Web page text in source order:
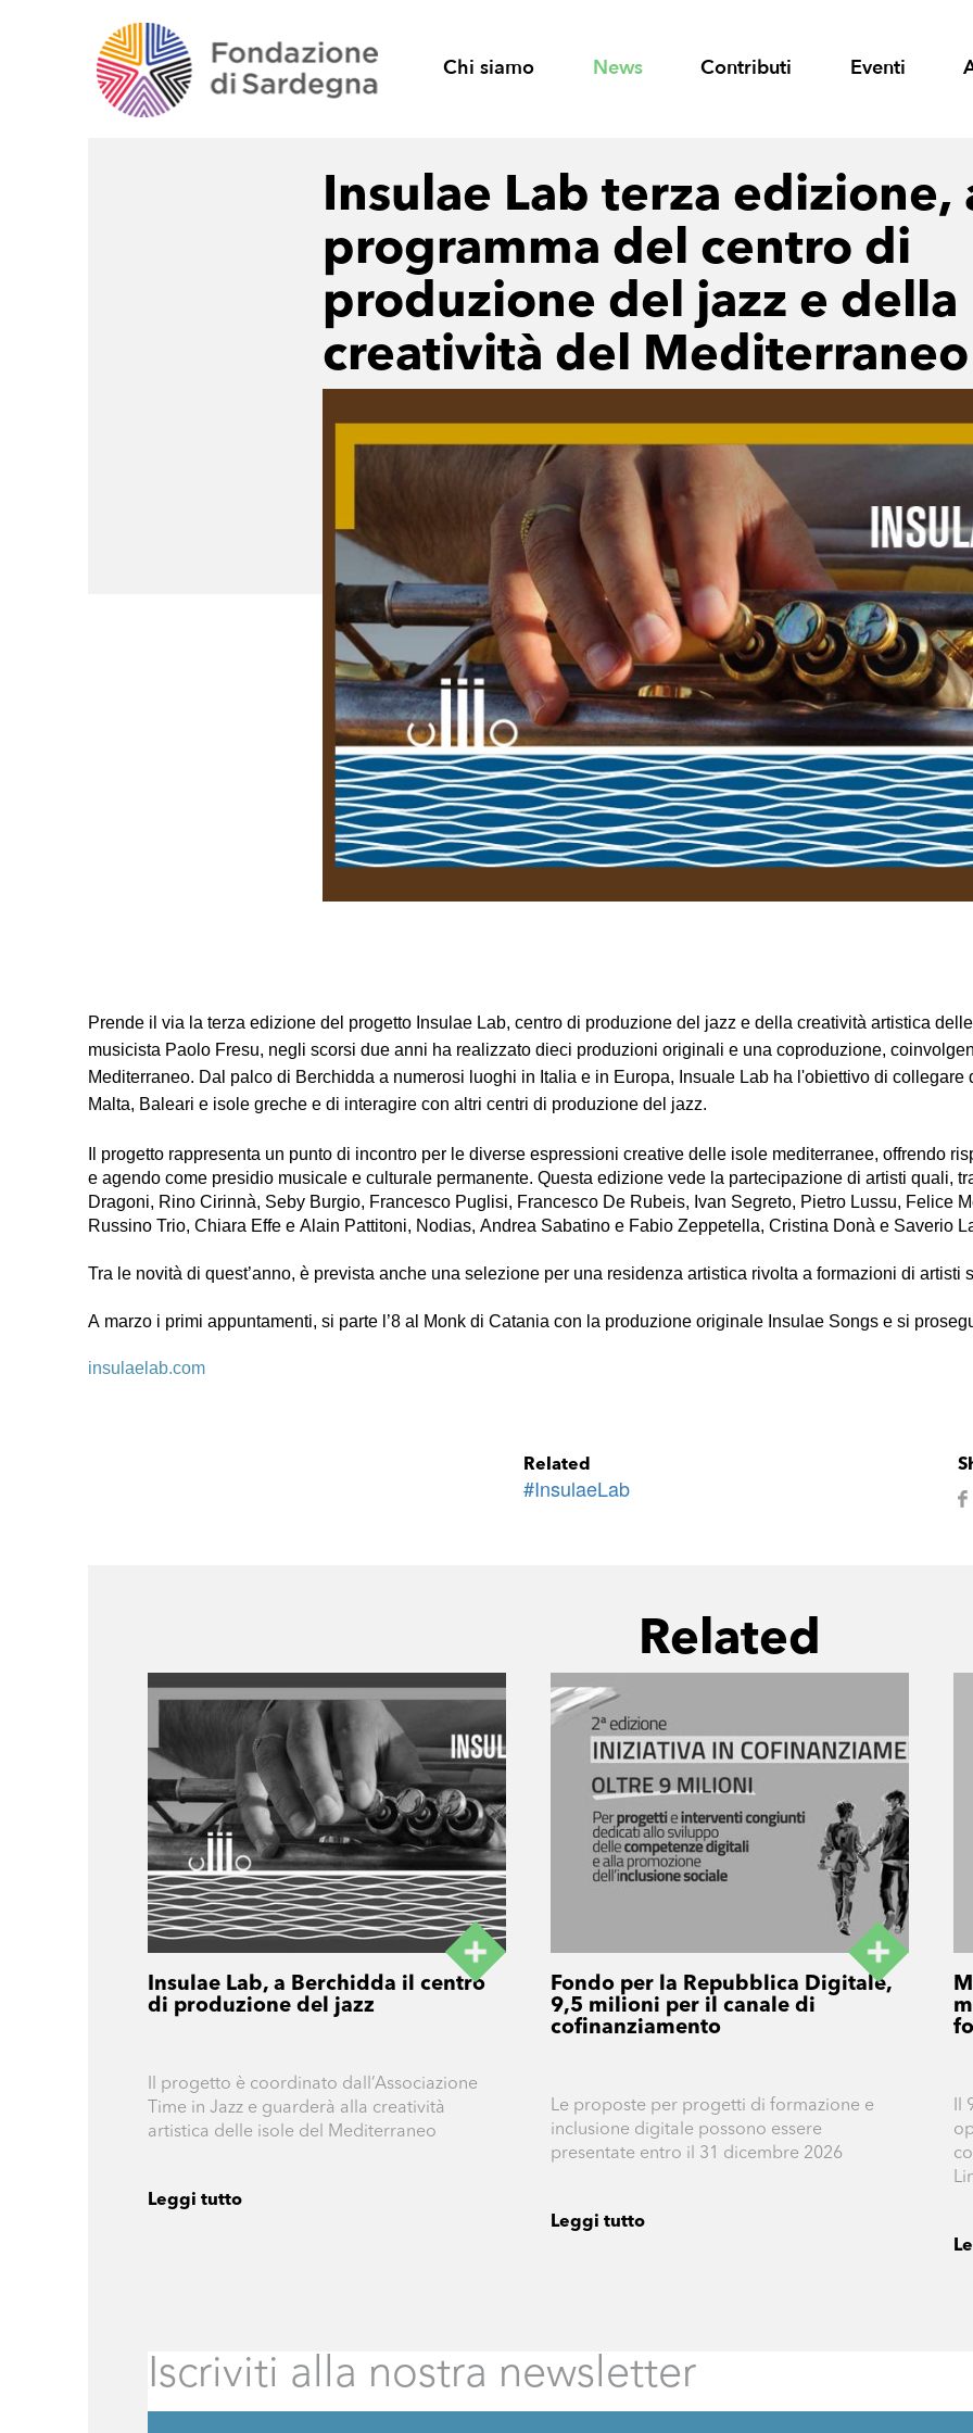
Chi siamo News Contributi Eventi
Insulae Lab terza edizione,
programma del centro di
produzione del jazz e della
creatività del Mediterraneo
Prende il via la terza edizione del progetto Insulae Lab, centro di produzione del jazz e della creatività artistica
musicista Paolo Fresu, negli scorsi due anni ha realizzato dieci produzioni originali e una coproduzione,
Mediterraneo. Dal palco di Berchidda a numerosi luoghi in Italia e in Europa, Insuale Lab ha l'obiettivo di
Malta, Baleari e isole greche e di interagire con altri centri di produzione del jazz.
Il progetto rappresenta un punto di incontro per le diverse espressioni creative delle isole mediterranee, offrendo
e agendo come presidio musicale e culturale permanente. Questa edizione vede la partecipazione di artisti quali,
Dragoni, Rino Cirinnà, Seby Burgio, Francesco Puglisi, Francesco De Rubeis, Ivan Segreto, Pietro Lussu, Felice
Russino Trio, Chiara Effe e Alain Pattitoni, Nodias, Andrea Sabatino e Fabio Zeppetella, Cristina Donà e Saverio
Tra le novità di quest’anno, è prevista anche una selezione per una residenza artistica rivolta a formazioni di artisti
A marzo i primi appuntamenti, si parte l’8 al Monk di Catania con la produzione originale Insulae Songs e si
insulaelab.com
Related
#InsulaeLab
Related
Insulae Lab, a Berchidda il centro
di produzione del jazz
Il progetto è coordinato dall’Associazione
Time in Jazz e guarderà alla creatività
artistica delle isole del Mediterraneo
Leggi tutto
Fondo per la Repubblica Digitale,
9,5 milioni per il canale di
cofinanziamento
Le proposte per progetti di formazione e
inclusione digitale possono essere
presentate entro il 31 dicembre 2026
Leggi tutto